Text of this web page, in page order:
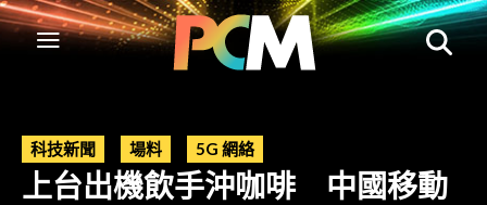
科技新聞 場料 5G 網絡
上台出機飲手沖咖啡 中國移動